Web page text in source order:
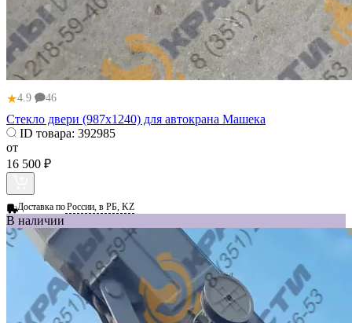
★4.9 46
Стекло двери (987х1240) для автокрана Машека
ID товара: 392985
от
16 500 ₽
Доставка поРоссии, в РБ, KZ
В наличии